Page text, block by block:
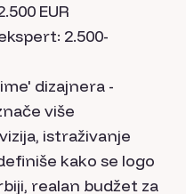
EUR
2.500-
dizajnera -
više
istraživanje
kako se logo
realan budžet za